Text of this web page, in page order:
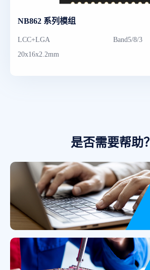
NB862 系列模组
LCC+LGA
Band5/8/3
20x16x2.2mm
是否需要帮助？